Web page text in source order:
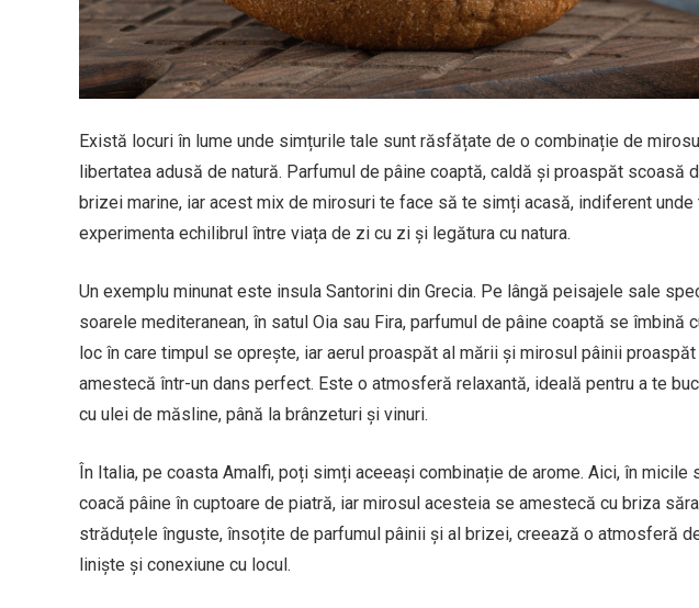
Există locuri în lume unde simțurile tale sunt răsfățate de o combinație de
libertatea adusă de natură. Parfumul de pâine coaptă, caldă și proaspăt scoasă
brizei marine, iar acest mix de mirosuri te face să te simți acasă, indiferent
experimenta echilibrul între viața de zi cu zi și legătura cu natura.
Un exemplu minunat este insula Santorini din Grecia. Pe lângă peisajele sale
soarele mediteranean, în satul Oia sau Fira, parfumul de pâine coaptă se
loc în care timpul se oprește, iar aerul proaspăt al mării și mirosul pâinii
amestecă într-un dans perfect. Este o atmosferă relaxantă, ideală pentru a te
cu ulei de măsline, până la brânzeturi și vinuri.
În Italia, pe coasta Amalfi, poți simți aceeași combinație de arome. Aici, în
coacă pâine în cuptoare de piatră, iar mirosul acesteia se amestecă cu briza
străduțele înguste, însoțite de parfumul pâinii și al brizei, creează o atmosferă
liniște și conexiune cu locul.